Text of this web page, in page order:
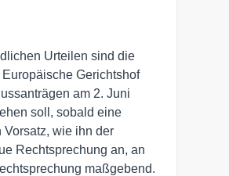
Urteilen sind die
Gerichtshof
am 2. Juni
soll, sobald eine
Vorsatz, wie ihn der
Rechtsprechung an, an
maßgebend.